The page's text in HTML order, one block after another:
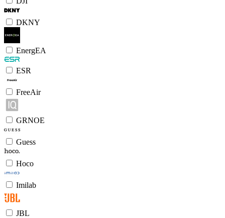
DKNY
EnergEA
ESR
FreeAir
GRNOE
Guess
Hoco
Imilab
JBL